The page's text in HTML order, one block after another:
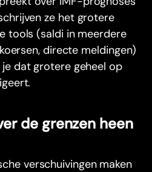
ze het grotere
tools (saldi in meerdere
directe meldingen)
dat grotere geheel op
de grenzen heen
verschuivingen maken